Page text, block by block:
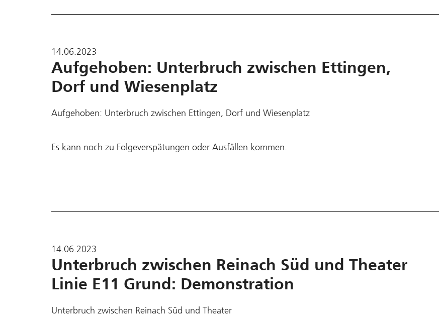
14.06.2023
Aufgehoben: Unterbruch zwischen Ettingen,
Dorf und Wiesenplatz
Aufgehoben: Unterbruch zwischen Ettingen, Dorf und Wiesenplatz
Es kann noch zu Folgeverspätungen oder Ausfällen kommen.
14.06.2023
Unterbruch zwischen Reinach Süd und Theater
Linie E11 Grund: Demonstration
Unterbruch zwischen Reinach Süd und Theater